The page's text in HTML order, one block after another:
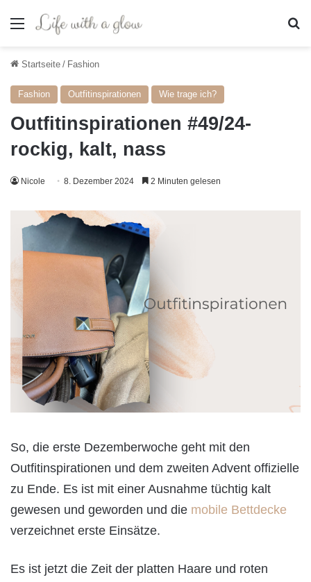
Menü
Startseite / Fashion
Fashion Outfitinspirationen Wie trage ich?
Outfitinspirationen #49/24-
rockig, kalt, nass
Nicole 8. Dezember 2024 2 Minuten gelesen
So, die erste Dezemberwoche geht mit den
Outfitinspirationen und dem zweiten Advent offizielle
zu Ende. Es ist mit einer Ausnahme tüchtig kalt
gewesen und geworden und die mobile Bettdecke
verzeichnet erste Einsätze.
Es ist jetzt die Zeit der platten Haare und roten